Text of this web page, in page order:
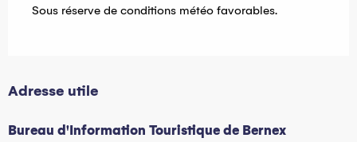
Sous réserve de conditions météo favorables.
Adresse utile
Bureau d'Information Touristique de Bernex